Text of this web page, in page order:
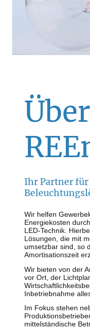
Über
Ihr Partner
Wir helfen
Energiekosten
LED-Technik.
Lösungen, die mit
umsetzbar sind, so
Amortisationszeit
Wir bieten von der
vor Ort, der
Inbetriebnahme
Im Fokus stehen
mittelständische